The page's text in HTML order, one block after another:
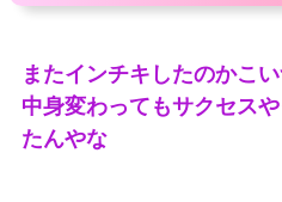
またインチキしたのかこ
中身変わってもサクセス
たんやな